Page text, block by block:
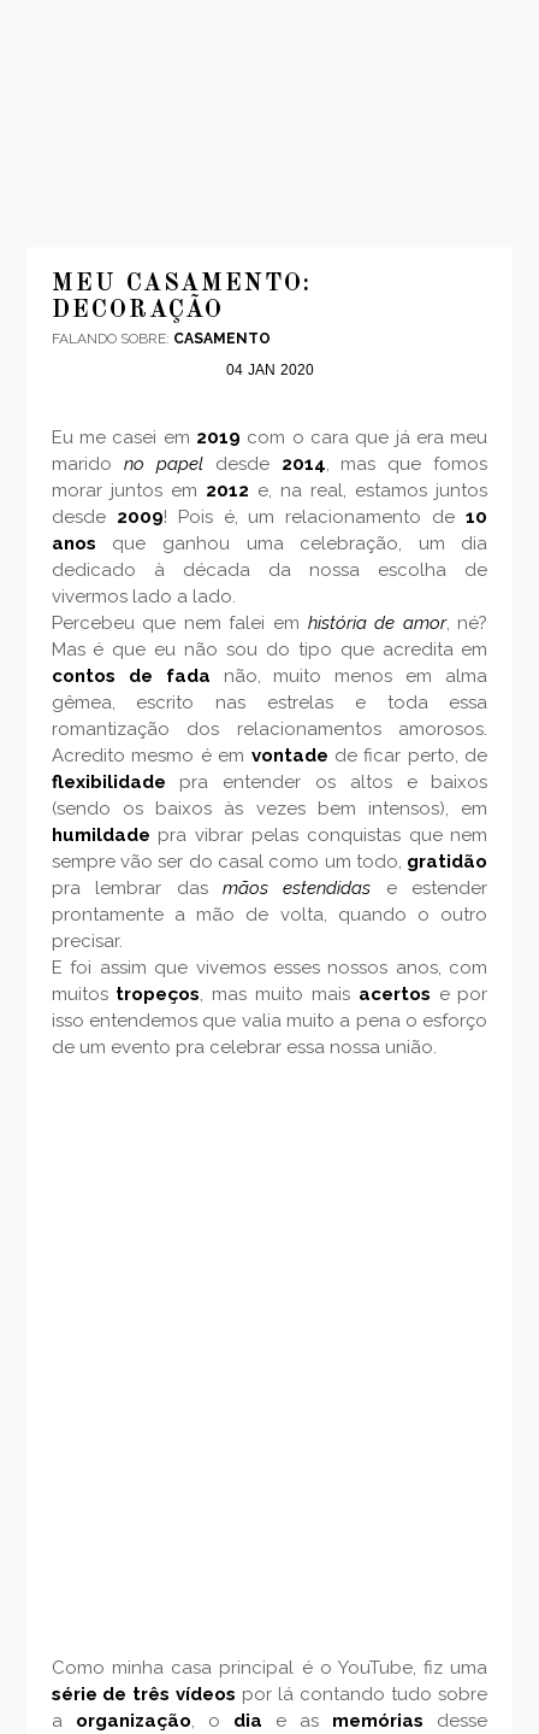
MODA
VIAGENS
SOBRE
CONTATO
MEU CASAMENTO:
DECORAÇÃO
FALANDO SOBRE: CASAMENTO
04 JAN 2020
Eu me casei em 2019 com o cara que já era meu
marido no papeldesde 2014, mas que fomos
morar juntos em 2012 e, na real, estamos juntos
desde 2009! Pois é, um relacionamento de10
anos que ganhou uma celebração, um dia
dedicado à década da nossa escolha de
vivermos lado a lado.
Percebeu que nem falei em história de amor, né?
Mas é que eu não sou do tipo que acredita em
contos de fada não, muito menos em alma
gêmea, escrito nas estrelas e toda essa
romantização dos relacionamentos amorosos.
Acredito mesmo é em vontade de ficar perto, de
flexibilidade pra entender os altos e baixos
(sendo os baixos às vezes bem intensos), em
humildade pra vibrar pelas conquistas que nem
sempre vão ser do casal como um todo, gratidão
pra lembrar dasmãos estendidas e estender
prontamente a mão de volta, quando o outro
precisar.
E foi assim que vivemos esses nossos anos, com
muitos tropeços, mas muito mais acertos e por
isso entendemos que valia muito a pena o esforço
de um evento pra celebrar essa nossa união.
Como minha casa principal é o YouTube, fiz uma
série de três vídeos por lá contando tudo sobre
a organização, o dia e as memórias desse